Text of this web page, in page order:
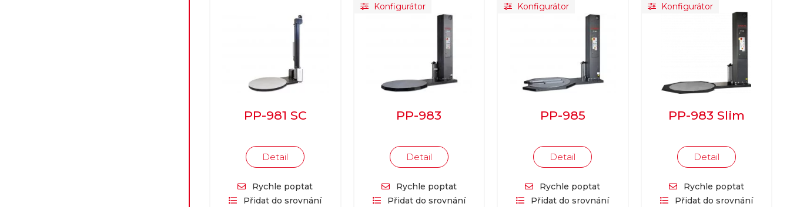
PP-981 SC
Detail
Rychle poptat
Přidat do srovnání
Konfigurátor
PP-983
Detail
Rychle poptat
Přidat do srovnání
Konfigurátor
PP-985
Detail
Rychle poptat
Přidat do srovnání
Konfigurátor
PP-983 Slim
Detail
Rychle poptat
Přidat do srovnání